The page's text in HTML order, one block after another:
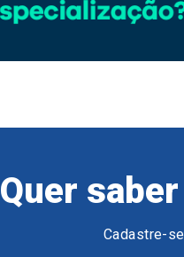
Quer
Cadastre-